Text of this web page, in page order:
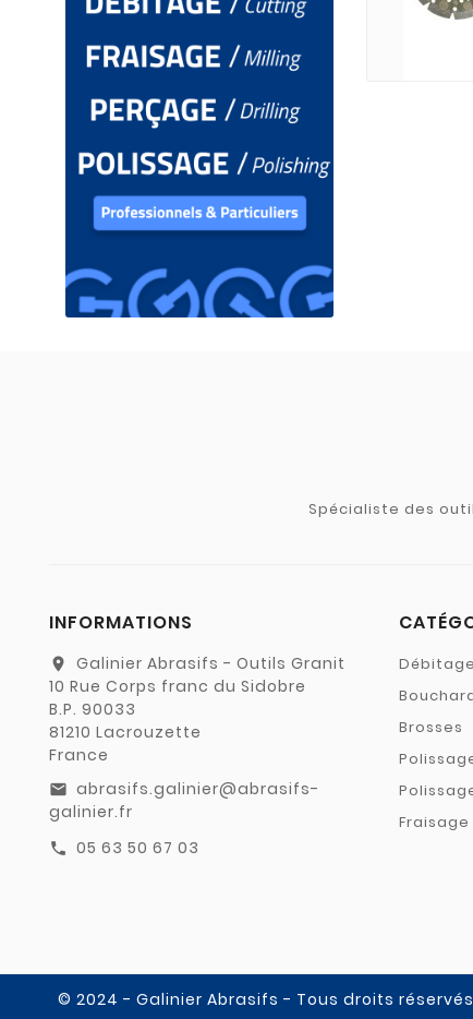
Spécialiste des
INFORMATIONS
location_on
Galinier Abrasifs - Outils Granit
10 Rue Corps franc du Sidobre
B.P. 90033
81210 Lacrouzette
France
email abrasifs.galinier@abrasifs-
galinier.fr
call 05 63 50 67 03
Débitage
Brosses
© 2024 - Galinier Abrasifs - Tous droits réservés